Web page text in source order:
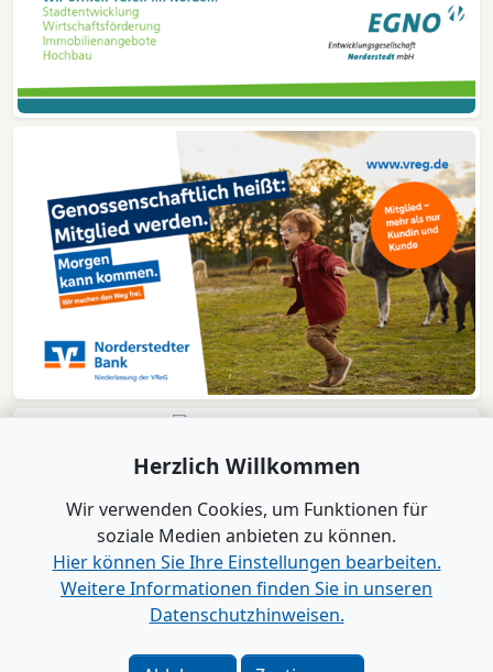
Impressum
|Datenschutz| Barrierefreiheit
Herzlich Willkommen
Wir verwenden Cookies, um Funktionen für
soziale Medien anbieten zu können.
Hier können Sie Ihre Einstellungen bearbeiten.
Weitere Informationen finden Sie in unseren
Datenschutzhinweisen.